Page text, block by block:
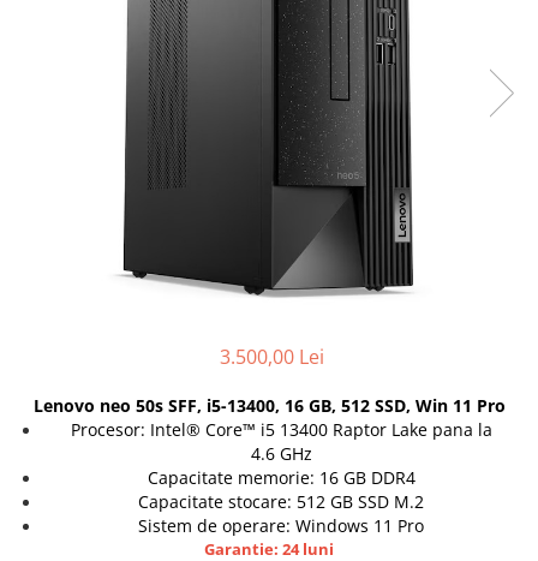
Hard Disk-uri Refurbished
Accesorii Laptop
Docking stations
Incarcatoare laptop
Incarcatoare laptop refurbished
Standuri și Coolere Laptop
Calculatoare Mini NOI
Calculatoare GAMING
Calculatoare REFURBISHED
Calculatoare RENEW
3.500,00 Lei
Lenovo neo 50s SFF, i5-13400, 16 GB, 512 SSD, Win 11 Pro
Procesor: Intel® Core™ i5 13400 Raptor Lake pana la
4.6 GHz
Capacitate memorie: 16 GB DDR4
Capacitate stocare: 512 GB SSD M.2
Sistem de operare: Windows 11 Pro
Garantie: 24 luni